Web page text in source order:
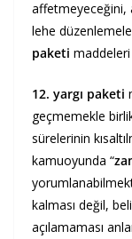
affetmeyeceğini,
lehe
paketi maddeleri
12. yargı paketi
geçmemekle
sürelerinin
kamuoyunda “
kalması değil,
açılamaması